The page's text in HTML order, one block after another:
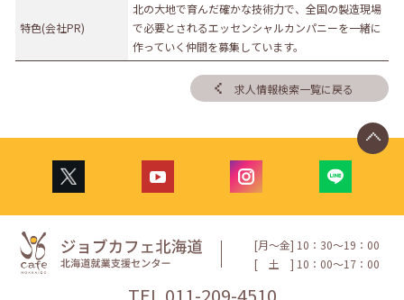
特色(会社PR)
北の大地で育んだ確かな技術力で、全国の製造現場
で必要とされるエッセンシャルカンパニーを一緒に
作っていく仲間を募集しています。
求人情報検索一覧に戻る
[月〜金] 10：30〜19：00
[
土 ] 10：00〜17：00